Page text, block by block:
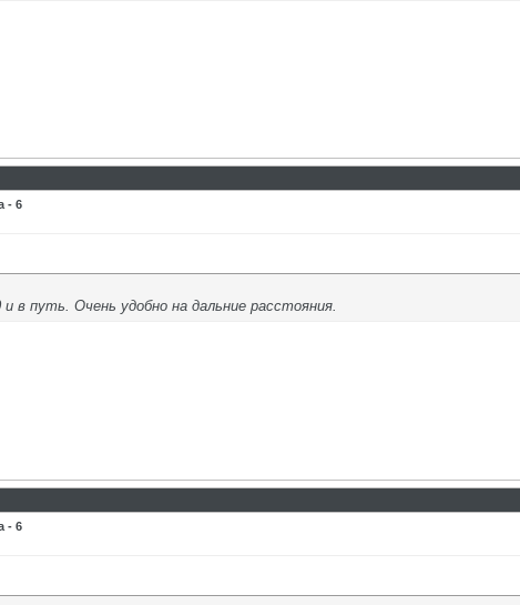
- 6
в путь. Очень удобно на дальние расстояния.
- 6